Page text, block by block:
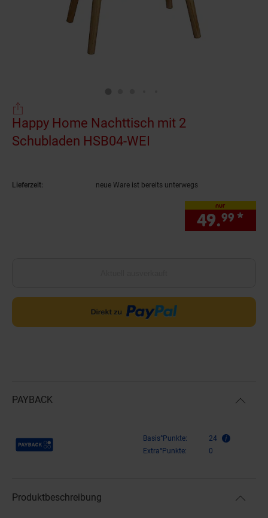
Happy Home Nachttisch mit 2
Schubladen HSB04-WEI
Lieferzeit: neue Ware ist bereits unterwegs
nur
49.99 *
PAYBACK
Payback Punkte Basis°Punkte:
24
Extra°Punkte:
0
Produktbeschreibung